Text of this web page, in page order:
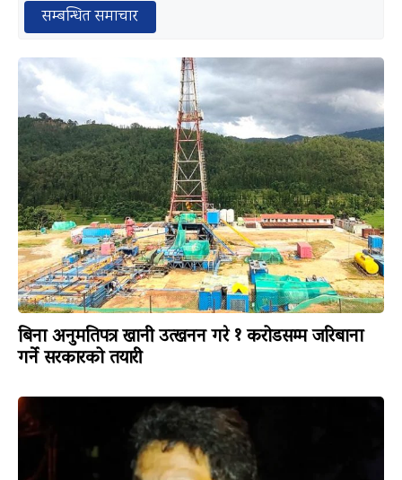
सम्बन्धित समाचार
बिना अनुमतिपत्र खानी उत्खनन गरे १ करोडसम्म जरिबाना
गर्ने सरकारको तयारी